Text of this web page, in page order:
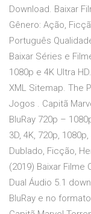
Download. Baixar
Gênero: Ação,
Português
Baixar Séries e
1080p e 4K Ultra
XML Sitemap. The
Jogos . Capitã
BluRay 720p –
3D, 4K, 720p,
Dublado, Ficção,
(2019) Baixar Filme
Dual Áudio 5.1
BluRay e no